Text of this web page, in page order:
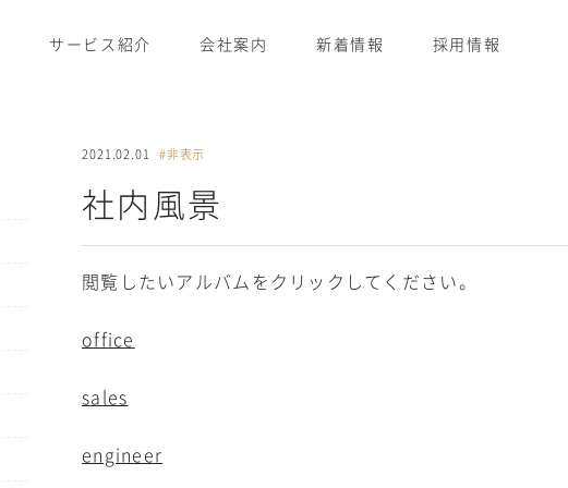
サービス紹介 会社案内 新着情報 採用情報
2021.02.01 #非表示
社内風景
閲覧したいアルバムをクリックしてください。
office
sales
engineer